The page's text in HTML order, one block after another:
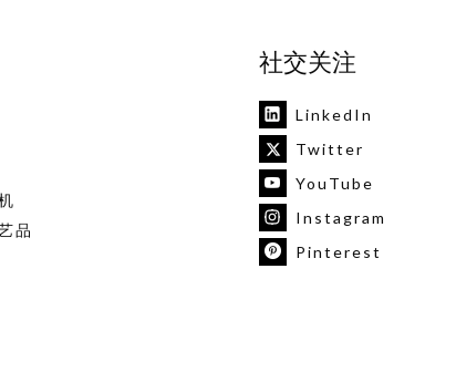
品
社交关注
LinkedIn
Twitter
YouTube
Instagram
Pinterest